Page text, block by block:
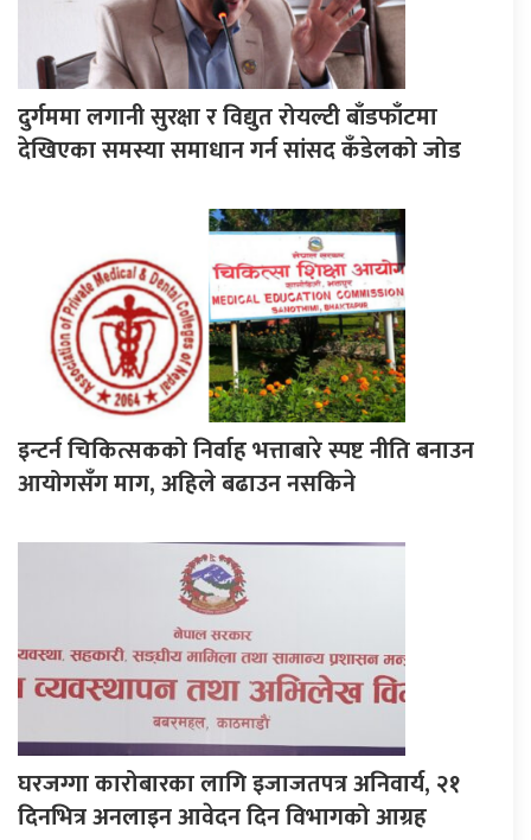
दुर्गममा लगानी सुरक्षा र विद्युत रोयल्टी बाँडफाँटमा
देखिएका समस्या समाधान गर्न सांसद कँडेलको जोड
इन्टर्न चिकित्सकको निर्वाह भत्ताबारे स्पष्ट नीति बनाउन
आयोगसँग माग, अहिले बढाउन नसकिने
घरजग्गा कारोबारका लागि इजाजतपत्र अनिवार्य, २१
दिनभित्र अनलाइन आवेदन दिन विभागको आग्रह